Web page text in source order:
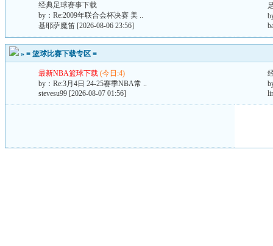
经典足球赛事下载
by： Re:2009年联合会杯决赛 美 ..
基耶萨魔笛 [2026-08-06 23:56]
» ≡ 篮球比赛下载专区 ≡
最新NBA篮球下载 (今日:4)
by： Re:3月4日 24-25赛季NBA常 ..
stevesu99 [2026-08-07 01:56]